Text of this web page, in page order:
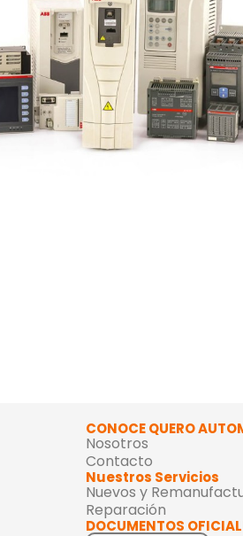
CONOCE QUERO
Nosotros
Contacto
Nuestros Servicios
Nuevos y
Reparación
DOCUMENTOS